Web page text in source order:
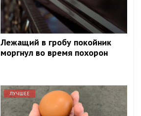
Лежащий в гробу покойник
моргнул во время похорон
ЛУЧШЕЕ